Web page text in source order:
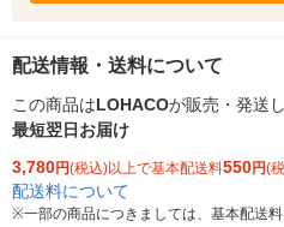
配送情報・送料について
この商品はLOHACOが販売・発送し
最短翌日お届け
3,780円(税込)以上で基本配送料550円(
配送料について
※一部の商品につきましては、基本配送